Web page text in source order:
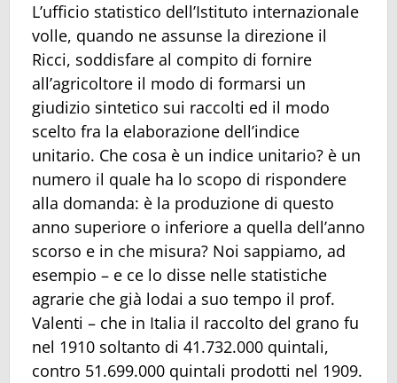
L’ufficio statistico dell’Istituto internazionale
volle, quando ne assunse la direzione il
Ricci, soddisfare al compito di fornire
all’agricoltore il modo di formarsi un
giudizio sintetico sui raccolti ed il modo
scelto fra la elaborazione dell’indice
unitario. Che cosa è un indice unitario? è un
numero il quale ha lo scopo di rispondere
alla domanda: è la produzione di questo
anno superiore o inferiore a quella dell’anno
scorso e in che misura? Noi sappiamo, ad
esempio – e ce lo disse nelle statistiche
agrarie che già lodai a suo tempo il prof.
Valenti – che in Italia il raccolto del grano fu
nel 1910 soltanto di 41.732.000 quintali,
contro 51.699.000 quintali prodotti nel 1909.